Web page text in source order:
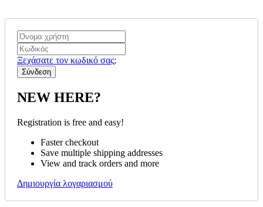
Ξεχάσατε τον κωδικό σας;
NEW HERE?
Registration is free and easy!
Faster checkout
Save multiple shipping addresses
View and track orders and more
Δημιουργία λογαριασμού